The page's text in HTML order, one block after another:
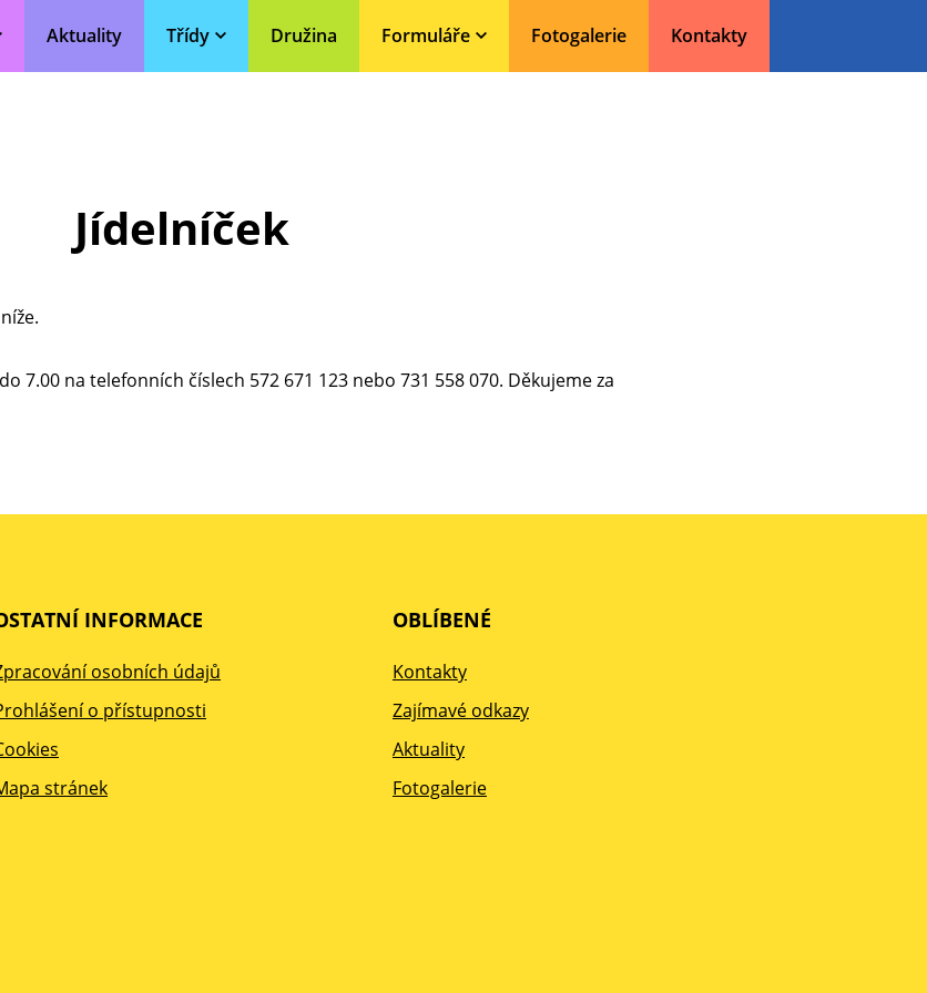
Aktuality Třídy Družina Formuláře Fotogalerie Kontakty
Jídelníček
7.00 na telefonních číslech 572 671 123 nebo 731 558 070. Děkujeme za
INFORMACE
osobních údajů
o přístupnosti
stránek
OBLÍBENÉ
Kontakty
Zajímavé odkazy
Aktuality
Fotogalerie